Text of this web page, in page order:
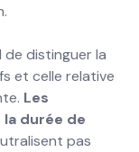
de distinguer la
et celle relative
Les
durée de
pas